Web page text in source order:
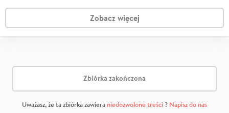
Zobacz więcej
Zbiórka zakończona
Uważasz, że ta zbiórka zawiera niedozwolone treści? Napisz do nas